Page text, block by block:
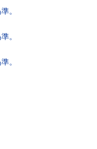
。
。
。